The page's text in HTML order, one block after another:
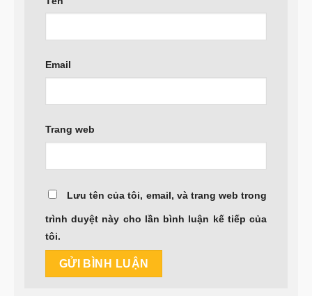
Email
Trang web
Lưu tên của tôi, email, và trang web trong
trình duyệt này cho lần bình luận kế tiếp của
tôi.